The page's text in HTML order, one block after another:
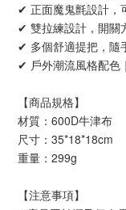
✔ 正面魔鬼氈設計，
✔ 雙拉練設計，開關
✔ 多個舒適提把，隨
✔ 戶外潮流風格配色
【商品規格】
材質：600D牛津布
尺寸：35*18*18cm
重量：299g
【注意事項】